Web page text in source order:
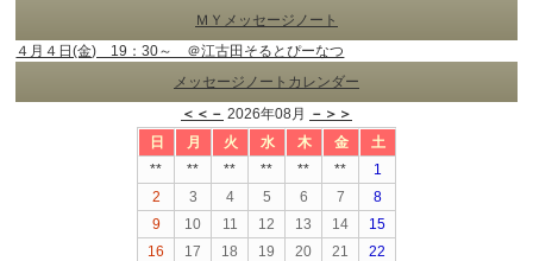
ＭＹメッセージノート
４月４日(金) 19：30～ ＠江古田そるとぴーなつ
メッセージノートカレンダー
＜＜－ 2026年08月
－＞＞
日
月 火 水 木 金
土
**
** ** ** ** **
1
2
3 4 5 6 7
8
9
10 11 12 13 14
15
16
17 18 19 20 21
22